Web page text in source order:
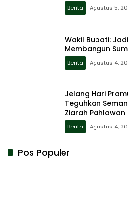
Berita Agustus 5,
Wakil Bupati:
Membangun
Berita Agustus 4,
Jelang Hari
Teguhkan
Ziarah Pahlawan
Berita Agustus 4,
Pos Populer